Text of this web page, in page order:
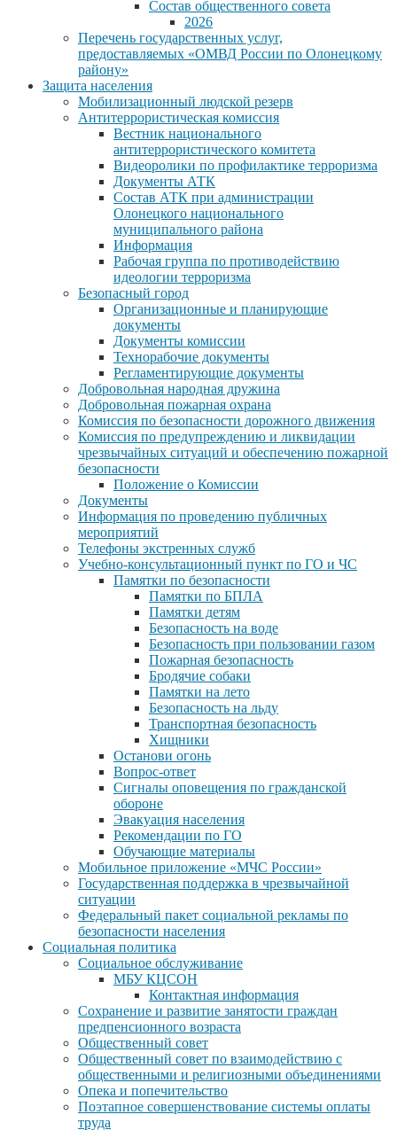
Состав общественного совета
2026
Перечень государственных услуг,
предоставляемых «ОМВД России по Олонецкому
району»
Защита населения
Мобилизационный людской резерв
Антитеррористическая комиссия
Вестник национального
антитеррористического комитета
Видеоролики по профилактике терроризма
Документы АТК
Состав АТК при администрации
Олонецкого национального
муниципального района
Информация
Рабочая группа по противодействию
идеологии терроризма
Безопасный город
Организационные и планирующие
документы
Документы комиссии
Технорабочие документы
Регламентирующие документы
Добровольная народная дружина
Добровольная пожарная охрана
Комиссия по безопасности дорожного движения
Комиссия по предупреждению и ликвидации
чрезвычайных ситуаций и обеспечению пожарной
безопасности
Положение о Комиссии
Документы
Информация по проведению публичных
мероприятий
Телефоны экстренных служб
Учебно-консультационный пункт по ГО и ЧС
Памятки по безопасности
Памятки по БПЛА
Памятки детям
Безопасность на воде
Безопасность при пользовании газом
Пожарная безопасность
Бродячие собаки
Памятки на лето
Безопасность на льду
Транспортная безопасность
Хищники
Останови огонь
Вопрос-ответ
Сигналы оповещения по гражданской
обороне
Эвакуация населения
Рекомендации по ГО
Обучающие материалы
Мобильное приложение «МЧС России»
Государственная поддержка в чрезвычайной
ситуации
Федеральный пакет социальной рекламы по
безопасности населения
Социальная политика
Социальное обслуживание
МБУ КЦСОН
Контактная информация
Сохранение и развитие занятости граждан
предпенсионного возраста
Общественный совет
Общественный совет по взаимодействию с
общественными и религиозными объединениями
Опека и попечительство
Поэтапное совершенствование системы оплаты
труда